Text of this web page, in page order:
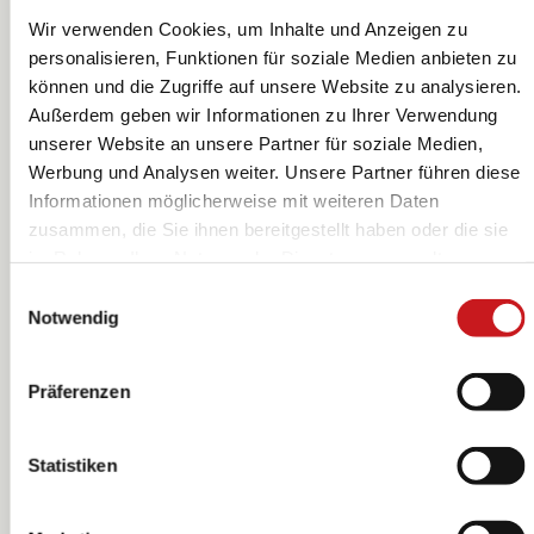
Wir verwenden Cookies, um Inhalte und Anzeigen zu
personalisieren, Funktionen für soziale Medien anbieten zu
können und die Zugriffe auf unsere Website zu analysieren.
Außerdem geben wir Informationen zu Ihrer Verwendung
unserer Website an unsere Partner für soziale Medien,
Werbung und Analysen weiter. Unsere Partner führen diese
Informationen möglicherweise mit weiteren Daten
zusammen, die Sie ihnen bereitgestellt haben oder die sie
mehr darüber, wer wir sind, wie Sie uns kontaktieren
können und wie wir personenbezogene Daten verarbeiten.
Notwendig
Präferenzen
Statistiken
Acryl-Kugel |
rund, Ø 120 mm,
transparent
KNORR prandell
Acryl-Kugel |
rund, Ø 140 mm,
transparent
KNORR prandell